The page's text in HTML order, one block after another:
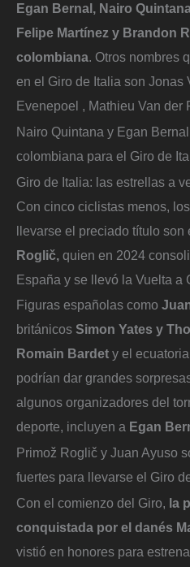
Egan Bernal, Nairo
Felipe Martínez y Brandon
colombiana. Otros nombres
en el Giro de Italia son Jonas
Evenepoel , Mathieu Van der
Nairo Quintana y Egan
colombiana para el Giro de
Giro de Italia: las estrellas a
Con cinco ciclistas menos,
llevarse el preciado título son
Roglič, quien en 2024
España y se llevó la Vuelta a
Figuras españolas como
británicos Simon Yates y
Romain Bardet y el
podrían dar grandes
algunos organizadores del
deporte, incluyen a Egan
Primož Roglič y Juan Ayuso
fuertes para llevarse el Giro
Con el comienzo del Giro, la
conquistada por el danés
vistió en honores para